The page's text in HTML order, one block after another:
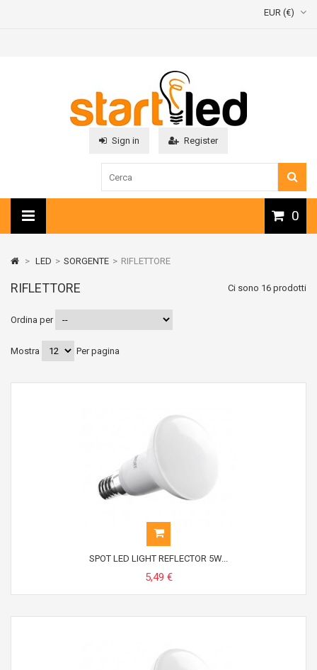
EUR (€)
Sign in Register
0
> LED > SORGENTE > RIFLETTORE
RIFLETTORE Ci sono 16 prodotti
Ordina per
Mostra Per pagina
SPOT LED LIGHT REFLECTOR 5W...
5,49 €